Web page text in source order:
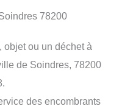
78200
objet ou un déchet à
de Soindres, 78200
des encombrants